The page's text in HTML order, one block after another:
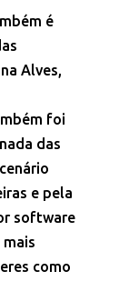
é
Alves,
foi
das
e pela
software
mais
como